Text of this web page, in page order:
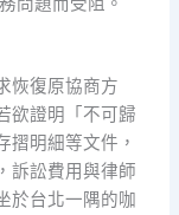
恢復原協商方
欲證明「不可歸
摺明細等文件，
訴訟費用與律師
於台北一隅的咖